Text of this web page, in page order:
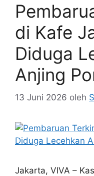
di Kafe
Diduga
Anjing
13 Juni 2026 oleh
Jakarta, VIVA –